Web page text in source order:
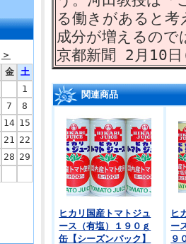
＞
金
土
1
7
8
14 15
21 22
28 29
る働きがあると考
成分が増えるので
京都新聞 2月10
関連商品
ヒカリ国産トマトジュ
ース（有塩）１９０ｇ
缶【シーズンパック】
ヒ
ー
９